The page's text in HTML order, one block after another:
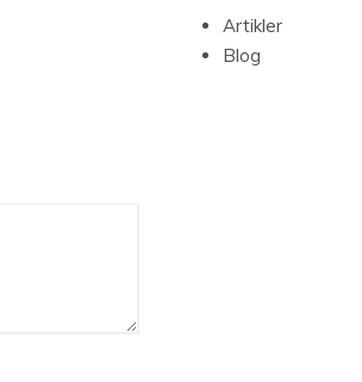
Artikler
Blog